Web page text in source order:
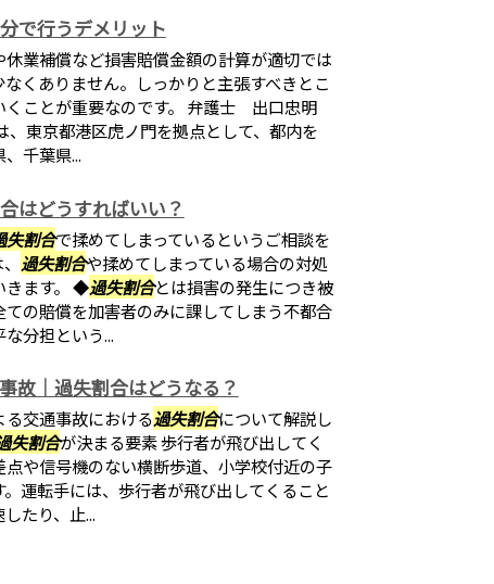
で行うデメリット
休業補償など損害賠償金額の計算が適切では
くありません。しっかりと主張すべきとこ
くことが重要なのです。 弁護士 出口忠明
東京都港区虎ノ門を拠点として、都内を
千葉県...
はどうすればいい？
失割合で揉めてしまっているというご相談を
過失割合や揉めてしまっている場合の対処
きます。 ◆過失割合とは損害の発生につき被
の賠償を加害者のみに課してしまう不都合
分担という...
故｜過失割合はどうなる？
交通事故における過失割合について解説し
失割合が決まる要素 歩行者が飛び出してく
や信号機のない横断歩道、小学校付近の子
運転手には、歩行者が飛び出してくること
たり、止...